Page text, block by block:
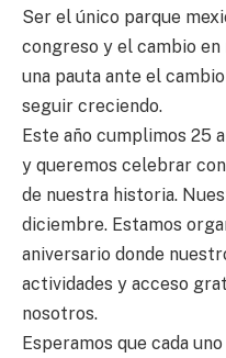
Ser el único parque
congreso y el cambio
una pauta ante el
seguir creciendo.
Este año cumplimos 25
y queremos celebrar
de nuestra historia.
diciembre. Estamos
aniversario donde
actividades y acceso
nosotros.
Esperamos que cada